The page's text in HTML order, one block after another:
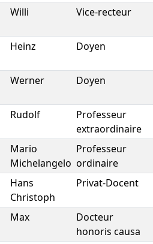
Willi Vice-recteur
Heinz Doyen
Werner Doyen
Rudolf
Professeur
extraordinaire
Mario
Michelangelo
Professeur
ordinaire
Hans
Christoph
Privat-Docent
Max
Docteur
honoris causa